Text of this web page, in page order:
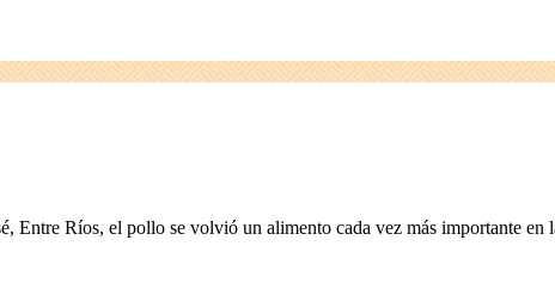
Entre Ríos, el pollo se volvió un alimento cada vez más importante en